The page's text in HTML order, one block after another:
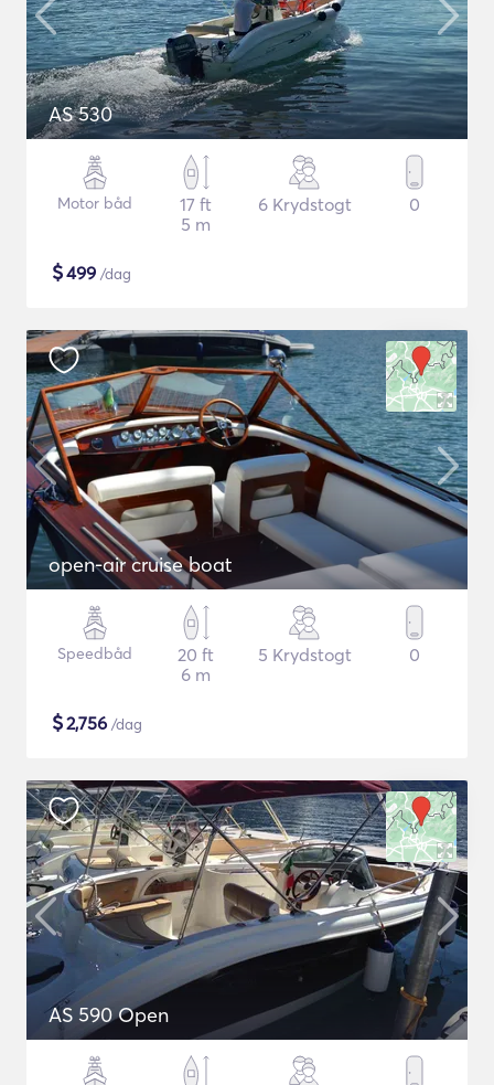
AS 530
Motor båd
17 ft
5 m
6 Krydstogt 0
$499 /dag
open-air cruise boat
Speedbåd
20 ft
6 m
5 Krydstogt 0
$2,756 /dag
AS 590 Open